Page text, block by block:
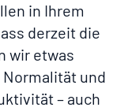
in Ihrem
derzeit die
wir etwas
und
– auch